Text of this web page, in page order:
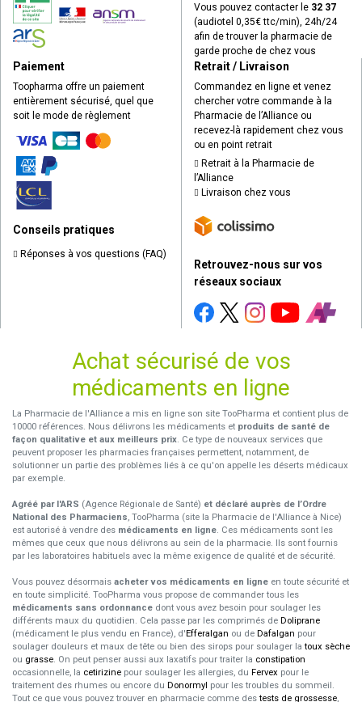
Vous pouvez contacter le 32 37
(audiotel 0,35€ ttc/min), 24h/24
afin de trouver la pharmacie de
garde proche de chez vous
Paiement
Toopharma offre un paiement
entièrement sécurisé, quel que
soit le mode de règlement
Conseils pratiques
Réponses à vos questions (FAQ)
Retrait / Livraison
Commandez en ligne et venez
chercher votre commande à la
Pharmacie de l’Alliance ou
recevez-là rapidement chez vous
ou en point retrait
Retrait à la Pharmacie de
l’Alliance
Livraison chez vous
Retrouvez-nous sur vos
réseaux sociaux
Achat sécurisé de vos
médicaments en ligne
La Pharmacie de l'Alliance a mis en ligne son site TooPharma et contient plus de
10000 références. Nous délivrons les médicaments et produits de santé de
façon qualitative et aux meilleurs prix. Ce type de nouveaux services que
peuvent proposer les pharmacies françaises permettent, notamment, de
solutionner un partie des problèmes liés à ce qu'on appelle les déserts médicaux
par exemple.
Agréé par l'ARS (Agence Régionale de Santé) et déclaré auprès de l’Ordre
National des Pharmaciens, TooPharma (site la Pharmacie de l'Alliance à Nice)
est autorisé à vendre des médicaments en ligne. Ces médicaments sont les
mêmes que ceux que nous délivrons au sein de la pharmacie. Ils sont fournis
par les laboratoires habituels avec la même exigence de qualité et de sécurité.
Vous pouvez désormais acheter vos médicaments en ligne en toute sécurité et
en toute simplicité. TooPharma vous propose de commander tous les
médicaments sans ordonnance dont vous avez besoin pour soulager les
différents maux du quotidien. Cela passe par les comprimés de Doliprane
(médicament le plus vendu en France), d'Efferalgan ou de Dafalgan pour
soulager douleurs et maux de tête ou bien des sirops pour soulager latoux sèche
ou grasse. On peut penser aussi aux laxatifs pour traiter la constipation
occasionnelle, la cetirizine pour soulager les allergies, du Fervex pour le
traitement des rhumes ou encore du Donormyl pour les troubles du sommeil.
Tout ce que vous pouvez trouver en pharmacie comme destests de grossesse,